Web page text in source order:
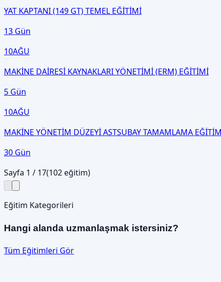
YAT KAPTANI (149 GT) TEMEL EĞİTİMİ
13 Gün
10AĞU
MAKİNE DAİRESİ KAYNAKLARI YÖNETİMİ (ERM) EĞİTİMİ
5 Gün
10AĞU
MAKİNE YÖNETİM DÜZEYİ ASTSUBAY TAMAMLAMA
30 Gün
Sayfa 1 / 17(102eğitim)
Eğitim Kategorileri
Hangi alanda uzmanlaşmak istersiniz?
Tüm Eğitimleri Gör